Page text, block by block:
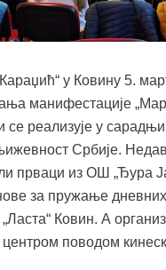
у Ковину 5.
манифестације
се реализује у
Србије.
прваци из ОШ „Ђура
за пружање дневних
Ковин. А
поводом